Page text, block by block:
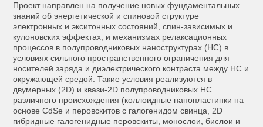
Проект направлен на получение новых фундаментальных
знаний об энергетической и спиновой структуре
электронных и экситонных состояний, спин-зависимых и
кулоновских эффектах, и механизмах релаксационных
процессов в полупроводниковых наноструктурах (НС) в
условиях сильного пространственного ограничения для
носителей заряда и диэлектрического контраста между НС и
окружающей средой. Такие условия реализуются в
двумерных (2D) и квази-2D полупроводниковых НС
различного происхождения (коллоидные нанопластинки на
основе CdSe и перовскитов c галогенидом свинца, 2D
гибридные галогенидные перовскиты, монослои, бислои и